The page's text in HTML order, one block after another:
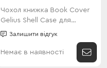
Чохол книжка Book Cover
Gelius Shell Case для
Motorola G06 Black
Залишити відгук
Немає в наявності